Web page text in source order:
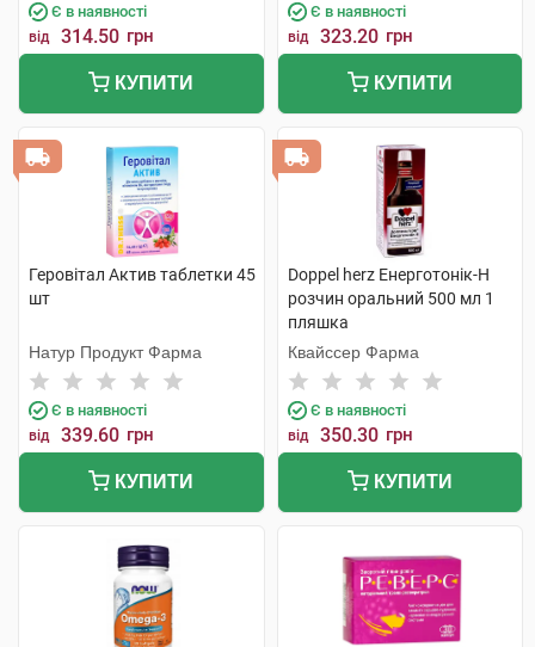
Є в наявності
від 314.50 грн
КУПИТИ
Є в наявності
від 323.20 грн
КУПИТИ
Геровітал Актив таблетки 45
шт
Натур Продукт Фарма
Є в наявності
від 339.60 грн
КУПИТИ
Doppel herz Енерготонік-H
розчин оральний 500 мл 1
пляшка
Квайссер Фарма
Є в наявності
від 350.30 грн
КУПИТИ